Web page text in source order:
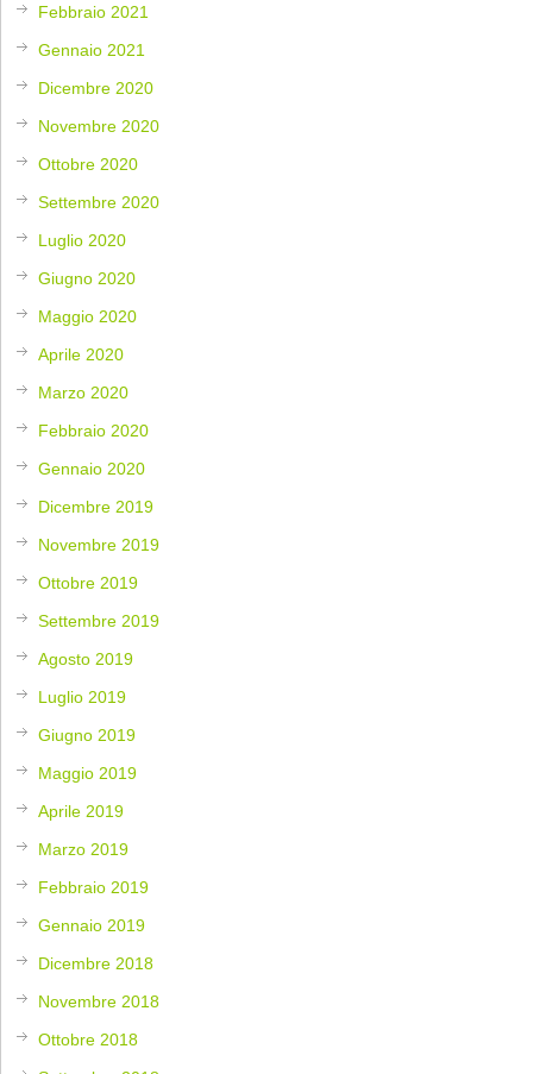
Febbraio 2021
Gennaio 2021
Dicembre 2020
Novembre 2020
Ottobre 2020
Settembre 2020
Luglio 2020
Giugno 2020
Maggio 2020
Aprile 2020
Marzo 2020
Febbraio 2020
Gennaio 2020
Dicembre 2019
Novembre 2019
Ottobre 2019
Settembre 2019
Agosto 2019
Luglio 2019
Giugno 2019
Maggio 2019
Aprile 2019
Marzo 2019
Febbraio 2019
Gennaio 2019
Dicembre 2018
Novembre 2018
Ottobre 2018